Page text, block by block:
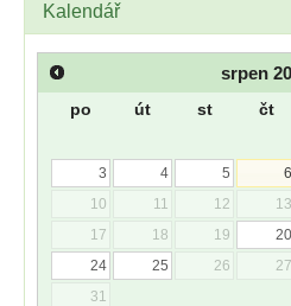
Kalendář
srpen
po út st čt
3
4 5 6
10
11 12 13
17
18 19 20
24
25 26 27
31